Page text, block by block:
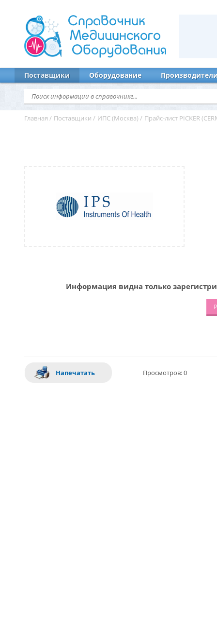
Справочник
Медицинского
Оборудования
Поставщики Оборудование
Главная / Поставщики / ИПС (Москва) / Прайс-лист PICKER
Информация видна только
Напечатать Просмотров: 0